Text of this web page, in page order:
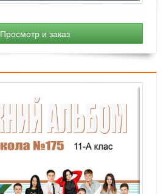
Просмотр и заказ